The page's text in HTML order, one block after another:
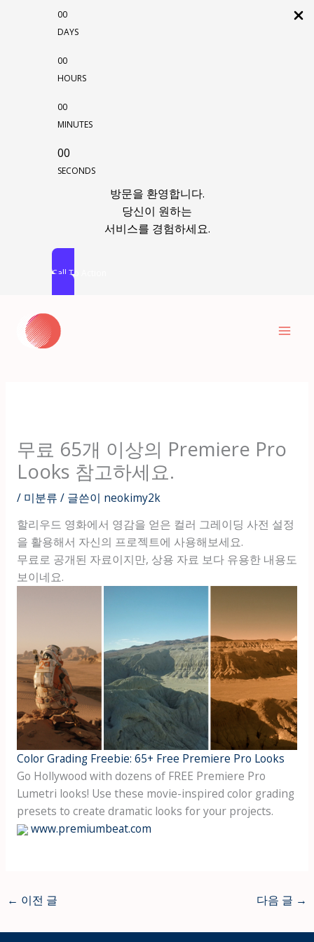
00
DAYS
00
HOURS
00
MINUTES
00
SECONDS
방문을 환영합니다.
당신이 원하는
서비스를 경험하세요.
Call To Action
무료 65개 이상의 Premiere Pro
Looks 참고하세요.
/ 미분류 / 글쓴이 neokimy2k
할리우드 영화에서 영감을 얻은 컬러 그레이딩 사전 설정
을 활용해서 자신의 프로젝트에 사용해보세요.
무료로 공개된 자료이지만, 상용 자료 보다 유용한 내용도
보이네요.
Color Grading Freebie: 65+ Free Premiere Pro Looks
Go Hollywood with dozens of FREE Premiere Pro
Lumetri looks! Use these movie-inspired color grading
presets to create dramatic looks for your projects.
www.premiumbeat.com
← 이전 글 다음 글 →